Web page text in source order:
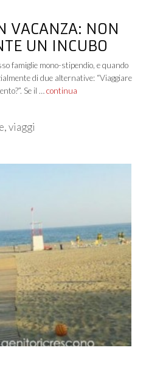
VACANZA: NON
UN INCUBO
famiglie mono-stipendio, e quando
di due alternative: “Viaggiare
Se il … continua
,viaggi